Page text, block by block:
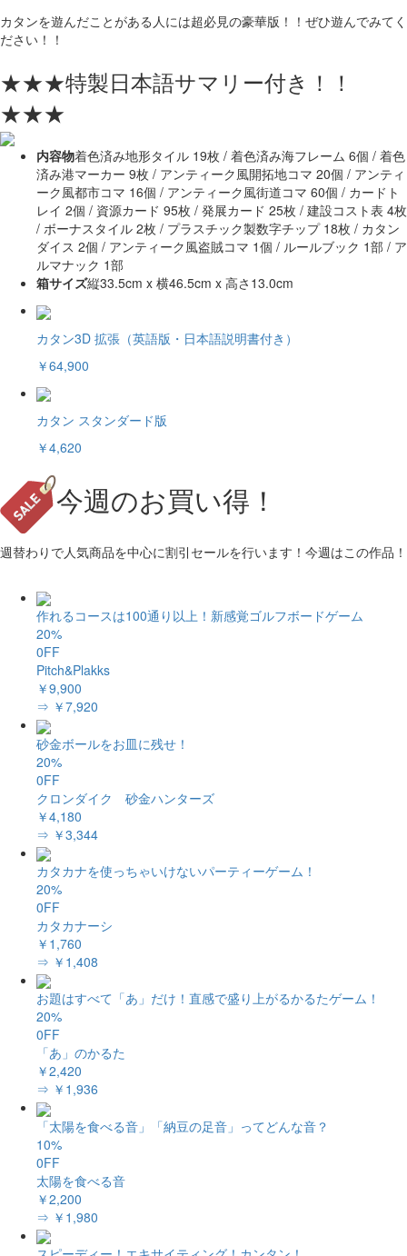
カタンを遊んだことがある人には超必見の豪華版！！ぜひ遊んでみてく
ださい！！
★★★特製日本語サマリー付き！！
★★★
内容物着色済み地形タイル 19枚 / 着色済み海フレーム 6個 / 着色
済み港マーカー 9枚 / アンティーク風開拓地コマ 20個 / アンティ
ーク風都市コマ 16個 / アンティーク風街道コマ 60個 / カードト
レイ 2個 / 資源カード 95枚 / 発展カード 25枚 / 建設コスト表 4枚
/ ボーナスタイル 2枚 / プラスチック製数字チップ 18枚 / カタン
ダイス 2個 / アンティーク風盗賊コマ 1個 / ルールブック 1部 / ア
ルマナック 1部
箱サイズ縦33.5cm x 横46.5cm x 高さ13.0cm
カタン3D 拡張（英語版・日本語説明書付き）
￥64,900
カタン スタンダード版
￥4,620
今週のお買い得！
週替わりで人気商品を中心に割引セールを行います！今週はこの作品！
作れるコースは100通り以上！新感覚ゴルフボードゲーム
20%
0FF
Pitch&Plakks
￥9,900
⇒ ￥7,920
砂金ボールをお皿に残せ！
20%
0FF
クロンダイク 砂金ハンターズ
￥4,180
⇒ ￥3,344
カタカナを使っちゃいけないパーティーゲーム！
20%
0FF
カタカナーシ
￥1,760
⇒ ￥1,408
お題はすべて「あ」だけ！直感で盛り上がるかるたゲーム！
20%
0FF
「あ」のかるた
￥2,420
⇒ ￥1,936
「太陽を食べる音」「納豆の足音」ってどんな音？
10%
0FF
太陽を食べる音
￥2,200
⇒ ￥1,980